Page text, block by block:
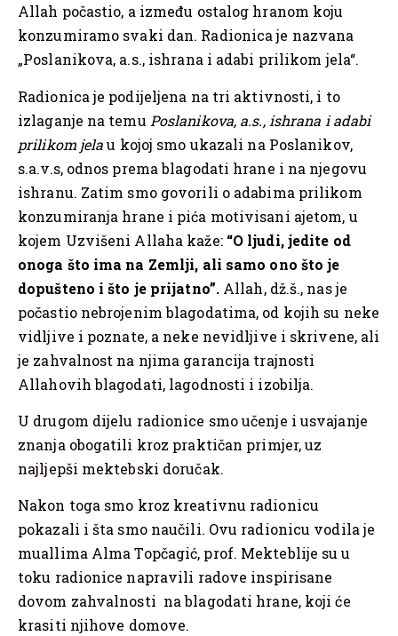
Allah počastio, a između ostalog hranom koju
konzumiramo svaki dan. Radionica je nazvana
„Poslanikova, a.s., ishrana i adabi prilikom jela“.
Radionica je podijeljena na tri aktivnosti, i to
izlaganje na temu Poslanikova, a.s., ishrana i adabi
prilikom jelau kojoj smo ukazali na Poslanikov,
s.a.v.s, odnos prema blagodati hrane i na njegovu
ishranu. Zatim smo govorili o adabima prilikom
konzumiranja hrane i pića motivisani ajetom, u
kojem Uzvišeni Allaha kaže: “O ljudi, jedite od
onoga što ima na Zemlji, ali samo ono što je
dopušteno i što je prijatno”. Allah, dž.š., nas je
počastio nebrojenim blagodatima, od kojih su neke
vidljive i poznate, a neke nevidljive i skrivene, ali
je zahvalnost na njima garancija trajnosti
Allahovih blagodati, lagodnosti i izobilja.
U drugom dijelu radionice smo učenje i usvajanje
znanja obogatili kroz praktičan primjer, uz
najljepši mektebski doručak.
Nakon toga smo kroz kreativnu radionicu
pokazali i šta smo naučili. Ovu radionicu vodila je
muallima Alma Topčagić, prof. Mekteblije su u
toku radionice napravili radove inspirisane
dovom zahvalnosti na blagodati hrane, koji će
krasiti njihove domove.